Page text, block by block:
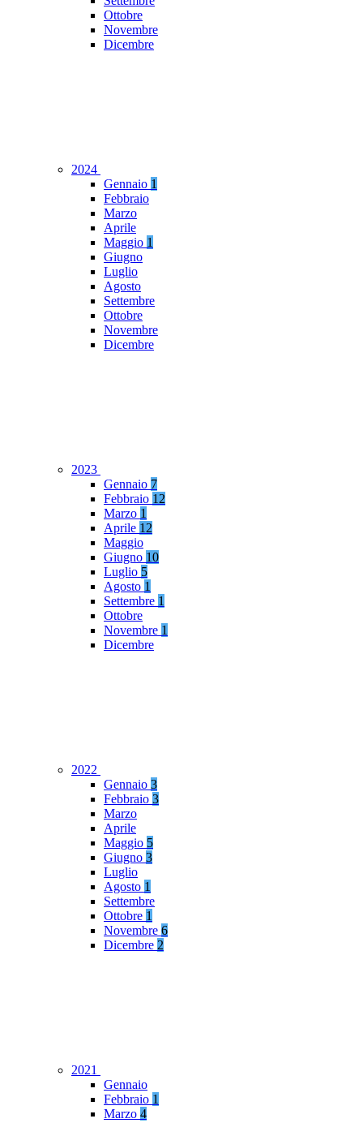
Ottobre
Novembre
Dicembre
2024
Gennaio 1
Febbraio
Marzo
Aprile
Maggio 1
Giugno
Luglio
Agosto
Settembre
Ottobre
Novembre
Dicembre
2023
Gennaio 7
Febbraio 12
Marzo 1
Aprile 12
Maggio
Giugno 10
Luglio 5
Agosto 1
Settembre 1
Ottobre
Novembre 1
Dicembre
2022
Gennaio 3
Febbraio 3
Marzo
Aprile
Maggio 5
Giugno 3
Luglio
Agosto 1
Settembre
Ottobre 1
Novembre 6
Dicembre 2
2021
Gennaio
Febbraio 1
Marzo 4